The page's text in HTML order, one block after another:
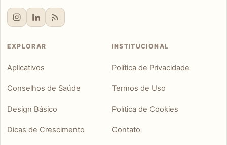
EXPLORAR
Aplicativos
Conselhos de Saúde
Design Básico
Dicas de Crescimento
INSTITUCIONAL
Política de Privacidade
Termos de Uso
Política de Cookies
Contato